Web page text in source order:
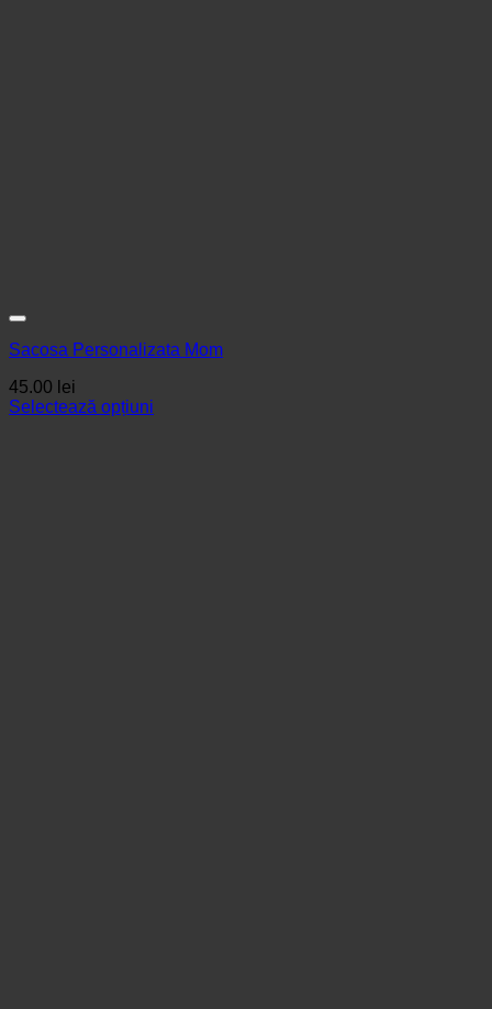
Sacosa Personalizata Mom
45.00 lei
Selectează opțiuni